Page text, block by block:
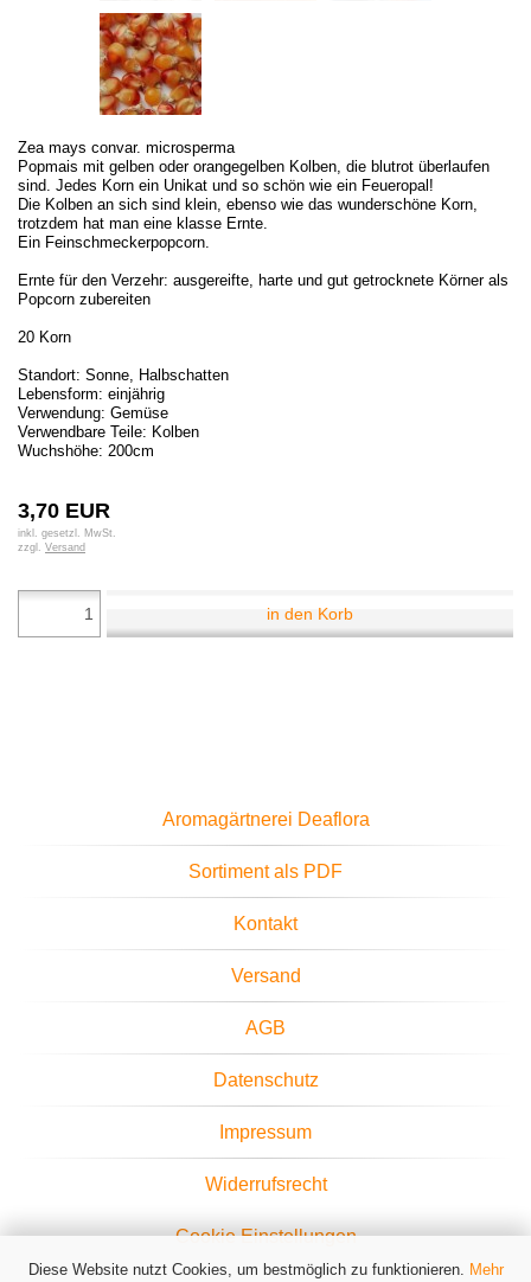
Diese Website nutzt Cookies, um bestmöglich zu funktionieren. Mehr
Zea mays convar. microsperma
Popmais mit gelben oder orangegelben Kolben, die blutrot überlaufen
sind. Jedes Korn ein Unikat und so schön wie ein Feueropal!
Die Kolben an sich sind klein, ebenso wie das wunderschöne Korn,
trotzdem hat man eine klasse Ernte.
Ein Feinschmeckerpopcorn.
Ernte für den Verzehr: ausgereifte, harte und gut getrocknete Körner als
Popcorn zubereiten
20 Korn
Standort: Sonne, Halbschatten
Lebensform: einjährig
Verwendung: Gemüse
Verwendbare Teile: Kolben
Wuchshöhe: 200cm
3,70 EUR
inkl. gesetzl. MwSt.
zzgl. Versand
in den Korb
Aromagärtnerei Deaflora
Sortiment als PDF
Kontakt
Versand
AGB
Datenschutz
Impressum
Widerrufsrecht
Cookie Einstellungen